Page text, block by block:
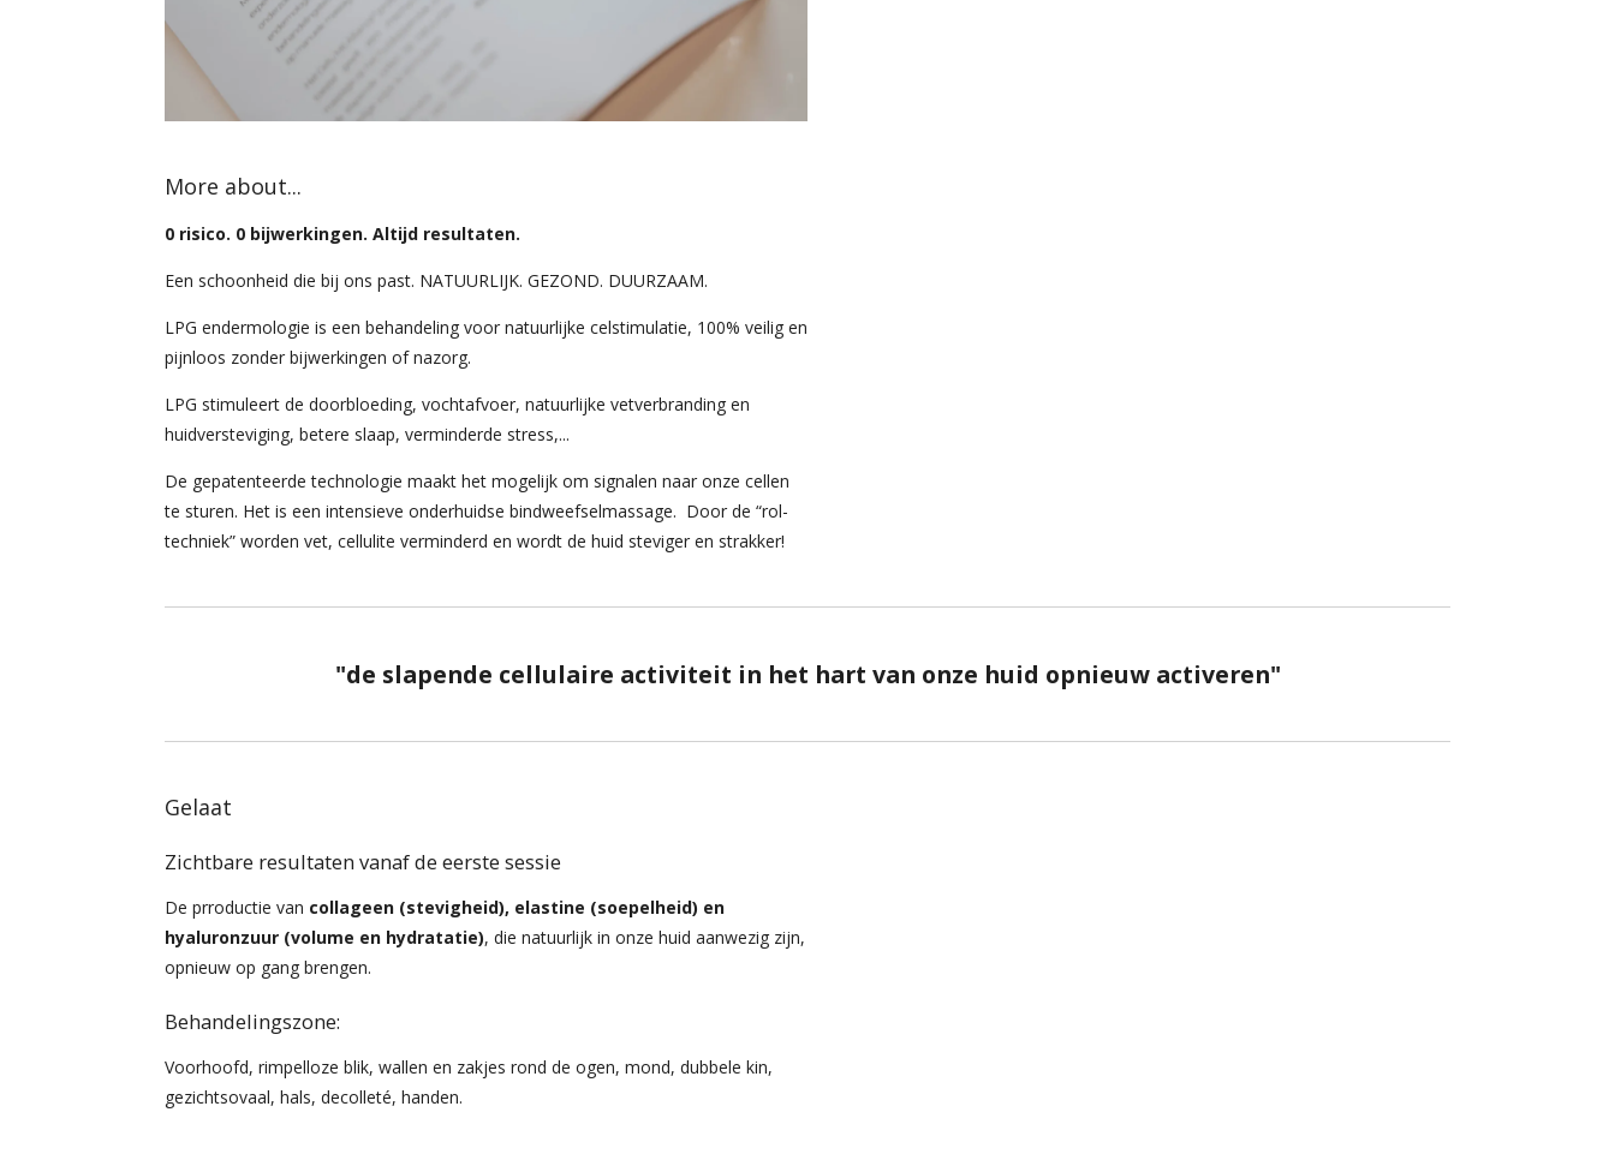
More about...
0 risico. 0 bijwerkingen. Altijd resultaten.
Een schoonheid die bij ons past. NATUURLIJK. GEZOND. DUURZAAM.
LPG endermologie is een behandeling voor natuurlijke celstimulatie, 100% veilig en
pijnloos zonder bijwerkingen of nazorg.
LPG stimuleert de doorbloeding, vochtafvoer, natuurlijke vetverbranding en
huidversteviging, betere slaap, verminderde stress,...
De gepatenteerde technologie maakt het mogelijk om signalen naar onze cellen
te sturen. Het is een intensieve onderhuidse bindweefselmassage. Door de “rol-
techniek” worden vet, cellulite verminderd en wordt de huid steviger en strakker!
"de slapende cellulaire activiteit in het hart van onze huid opnieuw activeren"
Gelaat
Zichtbare resultaten vanaf de eerste sessie
De prroductie van collageen (stevigheid), elastine (soepelheid) en
hyaluronzuur (volume en hydratatie), die natuurlijk in onze huid aanwezig zijn,
opnieuw op gang brengen.
Behandelingszone:
Voorhoofd, rimpelloze blik, wallen en zakjes rond de ogen, mond, dubbele kin,
gezichtsovaal, hals, decolleté, handen.